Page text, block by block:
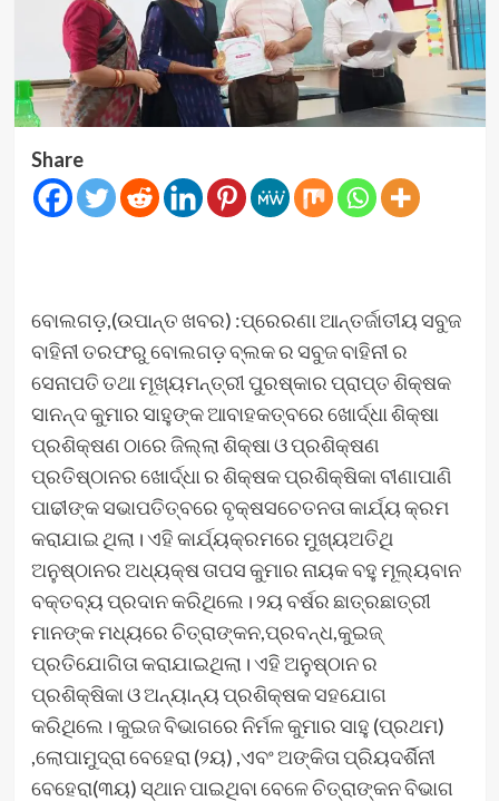
Share
ବୋଲଗଡ଼,(ଉପାନ୍ତ ଖବର) :ପ୍ରେରଣା ଆନ୍ତର୍ଜାତୀୟ ସବୁଜ
ବାହିନୀ ତରଫରୁ ବୋଲଗଡ଼ ବ୍ଲକ ର ସବୁଜ ବାହିନୀ ର
ସେନାପତି ତଥା ମୂଖ୍ୟମନ୍ତ୍ରୀ ପୁରଷ୍କାର ପ୍ରାପ୍ତ ଶିକ୍ଷକ
ସାନନ୍ଦ କୁମାର ସାହୁଙ୍କ ଆବାହକତ୍ବରେ ଖୋର୍ଦ୍ଧା ଶିକ୍ଷା
ପ୍ରଶିକ୍ଷଣ ଠାରେ ଜିଲ୍ଲା ଶିକ୍ଷା ଓ ପ୍ରଶିକ୍ଷଣ
ପ୍ରତିଷ୍ଠାନର ଖୋର୍ଦ୍ଧା ର ଶିକ୍ଷକ ପ୍ରଶିକ୍ଷିକା ବୀଣାପାଣି
ପାଢୀଙ୍କ ସଭାପତିତ୍ବରେ ବୃକ୍ଷସଚେତନତା କାର୍ଯ୍ୟ କ୍ରମ
କରାଯାଇ ଥିଲା। ଏହି କାର୍ଯ୍ୟକ୍ରମରେ ମୁଖ୍ୟଅତିଥି
ଅନୁଷ୍ଠାନର ଅଧ୍ୟକ୍ଷ ତାପସ କୁମାର ନାୟକ ବହୁ ମୂଲ୍ୟବାନ
ବକ୍ତବ୍ୟ ପ୍ରଦାନ କରିଥିଲେ। ୨ୟ ବର୍ଷର ଛାତ୍ରଛାତ୍ରୀ
ମାନଙ୍କ ମଧ୍ୟରେ ଚିତ୍ରାଙ୍କନ,ପ୍ରବନ୍ଧ,କୁଇଜ୍
ପ୍ରତିଯୋଗିତା କରାଯାଇଥିଲା। ଏହି ଅନୁଷ୍ଠାନ ର
ପ୍ରଶିକ୍ଷିକା ଓ ଅନ୍ୟାନ୍ୟ ପ୍ରଶିକ୍ଷକ ସହଯୋଗ
କରିଥିଲେ। କୁଇଜ ବିଭାଗରେ ନିର୍ମଳ କୁମାର ସାହୁ (ପ୍ରଥମ)
,ଲୋପାମୁଦ୍ରା ବେହେରା (୨ୟ) ,ଏବଂ ଅଙ୍କିତା ପ୍ରିୟଦର୍ଶିନୀ
ବେହେରା(୩ୟ) ସ୍ଥାନ ପାଇଥିବା ବେଳେ ଚିତ୍ରାଙ୍କନ ବିଭାଗ